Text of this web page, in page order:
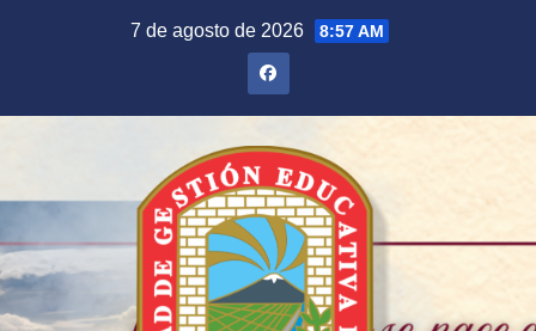
7 de agosto de 2026 8:57 AM